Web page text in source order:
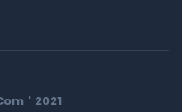
' 2021